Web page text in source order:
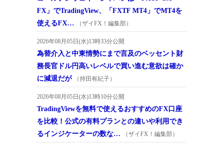
FX」でTradingView、「FXTF MT4」でMT4を
使えるFX…
（ザイFX！編集部）
2026年08月05日(水)13時33分公開
為替介入と中東情勢にまで言及のベッセント財
務長官ドル円高いレベルで買い進む意欲は確か
に減退だが
（持田有紀子）
2026年08月05日(水)13時10分公開
TradingViewを無料で使えるおすすめのFX口座
を比較！公式の有料プランとの違いや利用でき
るインジケーターの数な…
（ザイFX！編集部）